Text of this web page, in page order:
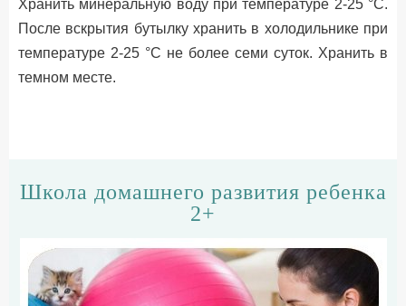
Хранить минеральную воду при температуре 2-25 °C.
После вскрытия бутылку хранить в холодильнике при
температуре 2-25 °C не более семи суток. Хранить в
темном месте.
Школа домашнего развития ребенка
2+